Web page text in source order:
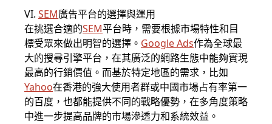
VI. SEM廣告平台的選擇與運用
在挑選合適的SEM平台時，需要根據市場特性和目
標受眾來做出明智的選擇。 Google Ads作為全球最
大的搜尋引擎平台，在其廣泛的網路生態中能夠實現
最高的行銷價值。而基於特定地區的需求，比如
Yahoo在香港的強大使用者群或中國市場占有率第一
的百度，也都能提供不同的戰略優勢，在多角度策略
中進一步提高品牌的市場滲透力和系統效益。